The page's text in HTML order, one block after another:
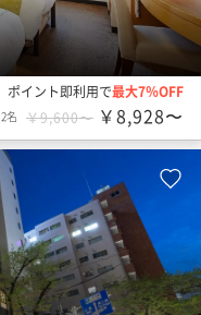
ポイント即利用で最大7％OFF
2名 ￥9,600〜 ￥8,928〜